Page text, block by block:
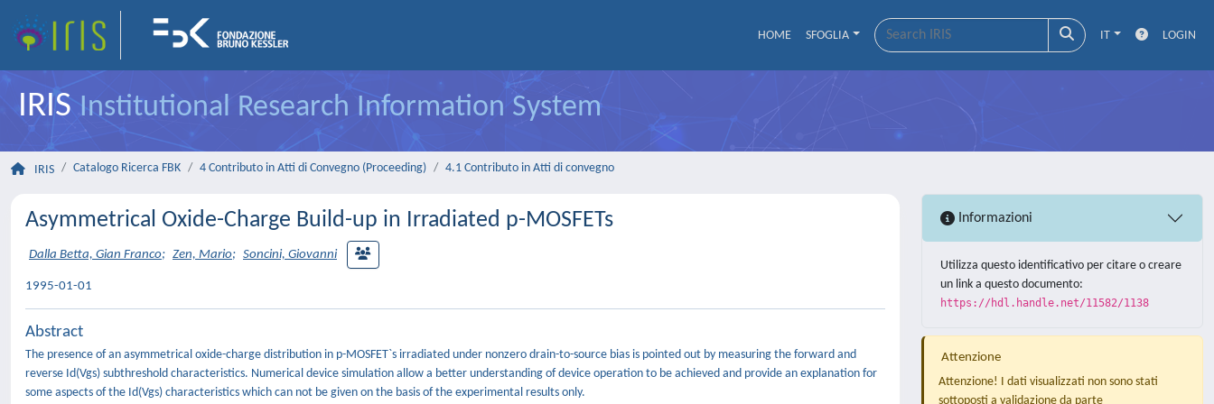
HOME SFOGLIA IT LOGIN
IRISInstitutional Research Information System
IRIS Catalogo Ricerca FBK 4 Contributo in Atti di Convegno (Proceeding) 4.1 Contributo in Atti di convegno
Asymmetrical Oxide-Charge Build-up in Irradiated p-MOSFETs
Dalla Betta, Gian Franco; Zen, Mario; Soncini, Giovanni
1995-01-01
Abstract
The presence of an asymmetrical oxide-charge distribution in p-MOSFET`s irradiated under nonzero drain-to-source bias is pointed out by measuring the forward and
reverse Id(Vgs) subthreshold characteristics. Numerical device simulation allow a better understanding of device operation to be achieved and provide an explanation for
some aspects of the Id(Vgs) characteristics which can not be given on the basis of the experimental results only.
Informazioni
Utilizza questo identificativo per citare o creare
un link a questo documento:
https://hdl.handle.net/11582/1138
Attenzione
Attenzione! I dati visualizzati non sono stati
sottoposti a validazione da parte